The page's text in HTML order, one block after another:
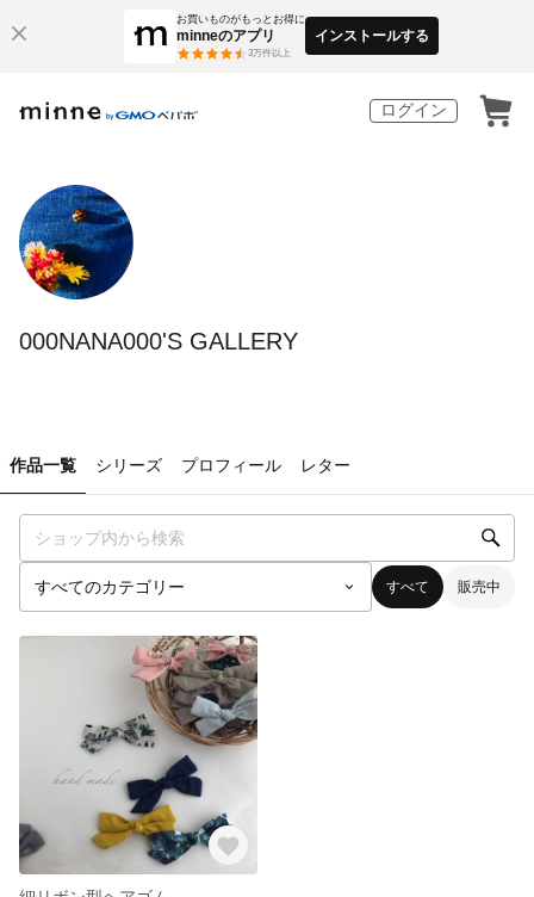
お買いものがもっとお得に
minneのアプリ
3万件以上
インストールする
ログイン
000NANA000'S GALLERY
作品一覧 シリーズ プロフィール レター
すべて 販売中